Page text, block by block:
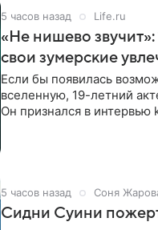
5 часов назад Life.ru
«Не нишево
свои зумерские
Если бы появилась
вселенную, 19-летний
Он признался в интервью
5 часов назад Соня
Сидни Суини